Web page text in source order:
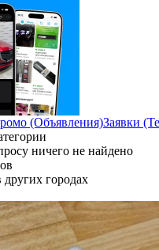
(Объявления)Заявки
ничего не найдено
других городах